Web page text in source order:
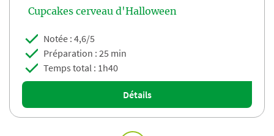
Cupcakes cerveau d'Halloween
Notée : 4,6/5
Préparation : 25 min
Temps total : 1h40
Détails